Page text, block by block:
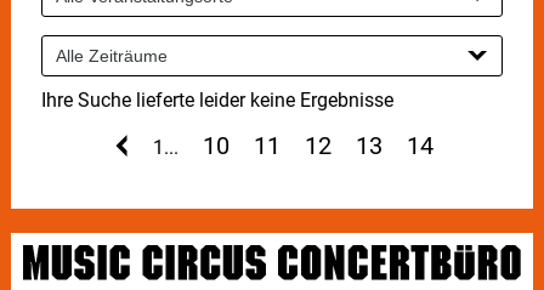
Ihre Suche lieferte leider keine Ergebnisse
1 10 11 12 13 14